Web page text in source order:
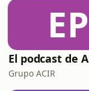
EP
Grupo ACIR